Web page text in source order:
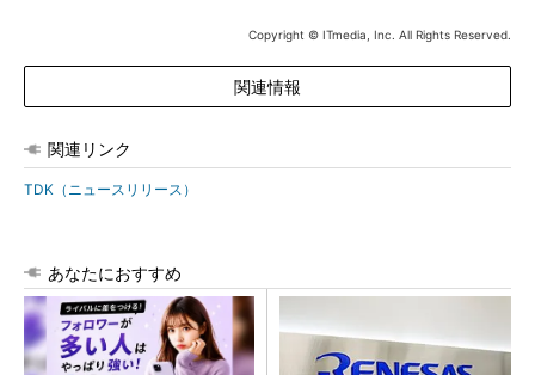
Copyright © ITmedia, Inc. All Rights Reserved.
関連情報
関連リンク
TDK（ニュースリリース）
あなたにおすすめ